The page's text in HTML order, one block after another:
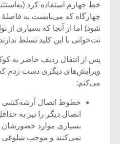
خط چهارم استفاده کرد
چهارگاه که می‌بایست به
شود) اما از آنجا که بسیاری از
نت‌خوانی با این کلید تسلط
پس از انتقال ردیف حاضر به
ویرایش‌های دیگری دست زدم که
می‌کنم:
خطوط اتصال آرشه‌کشی
اتصال دیگر را نیز به
بسیاری موارد حضورشان
نمی‌کنند و موجب شلوغی
میکلوش روژا